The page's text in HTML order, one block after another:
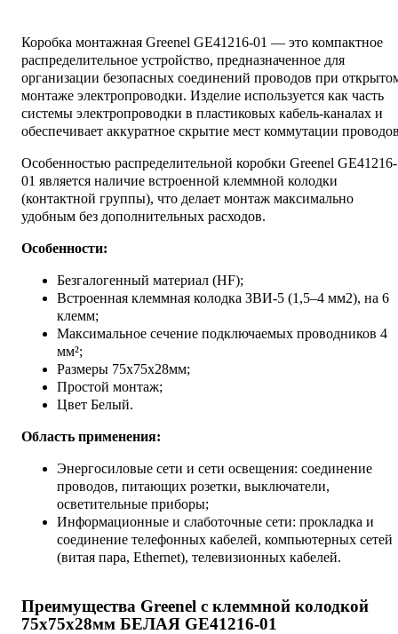
Коробка монтажная Greenel GE41216-01 — это компактное
распределительное устройство, предназначенное для
организации безопасных соединений проводов при
монтаже электропроводки. Изделие используется как часть
системы электропроводки в пластиковых кабель-каналах и
обеспечивает аккуратное скрытие мест коммутации
Особенностью распределительной коробки Greenel GE41216-
01 является наличие встроенной клеммной колодки
(контактной группы), что делает монтаж максимально
удобным без дополнительных расходов.
Особенности:
Безгалогенный материал (HF);
Встроенная клеммная колодка ЗВИ-5 (1,5–4 мм2), на 6
клемм;
Максимальное сечение подключаемых проводников 4
мм²;
Размеры 75х75х28мм;
Простой монтаж;
Цвет Белый.
Область применения:
Энергосиловые сети и сети освещения: соединение
проводов, питающих розетки, выключатели,
осветительные приборы;
Информационные и слаботочные сети: прокладка и
соединение телефонных кабелей, компьютерных сетей
(витая пара, Ethernet), телевизионных кабелей.
Преимущества Greenel с клеммной колодкой
75х75х28мм БЕЛАЯ GE41216-01